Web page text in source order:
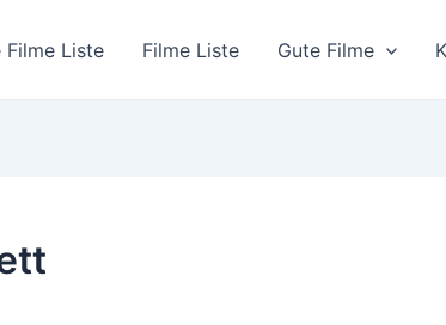
Filme Liste Filme Liste Gute Filme